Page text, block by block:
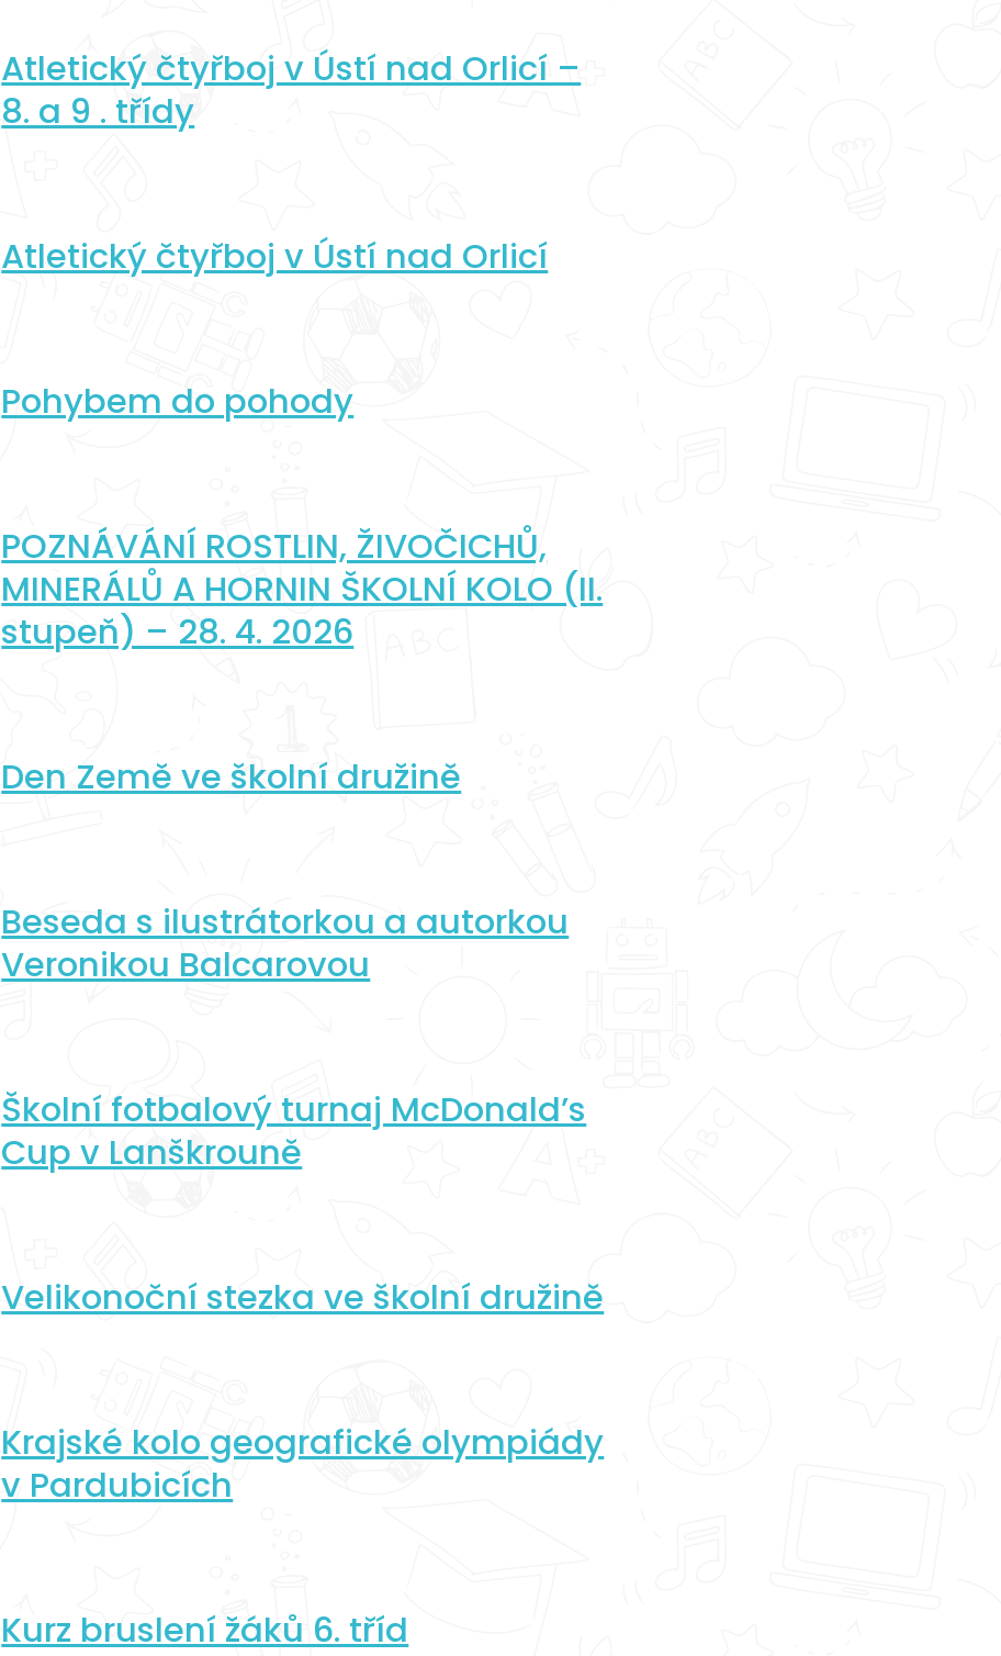
Atletický čtyřboj v Ústí nad Orlicí –
8. a 9 . třídy
Atletický čtyřboj v Ústí nad Orlicí
Pohybem do pohody
POZNÁVÁNÍ ROSTLIN, ŽIVOČICHŮ,
MINERÁLŮ A HORNIN ŠKOLNÍ KOLO (II.
stupeň) – 28. 4. 2026
Den Země ve školní družině
Beseda s ilustrátorkou a autorkou
Veronikou Balcarovou
Školní fotbalový turnaj McDonald’s
Cup v Lanškrouně
Velikonoční stezka ve školní družině
Krajské kolo geografické olympiády
v Pardubicích
Kurz bruslení žáků 6. tříd